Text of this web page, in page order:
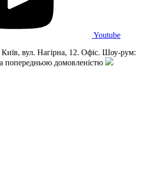
Youtube
Київ, вул. Нагірна, 12. Офіс. Шоу-рум:
попередньою домовленістю